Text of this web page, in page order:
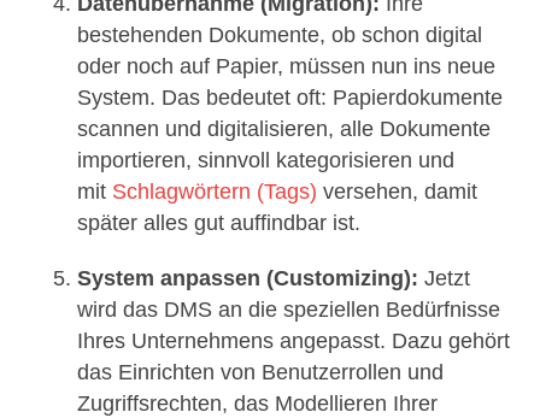
bestehenden Dokumente, ob schon digital
oder noch auf Papier, müssen nun ins neue
System. Das bedeutet oft: Papierdokumente
scannen und digitalisieren, alle Dokumente
importieren, sinnvoll kategorisieren und
mit Schlagwörtern (Tags) versehen, damit
später alles gut auffindbar ist.
System anpassen (Customizing): Jetzt
wird das DMS an die speziellen Bedürfnisse
Ihres Unternehmens angepasst. Dazu gehört
das Einrichten von Benutzerrollen und
Zugriffsrechten, das Modellieren Ihrer